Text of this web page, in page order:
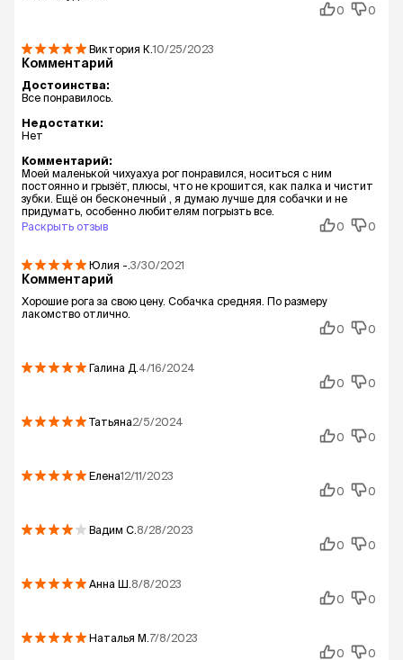
0
0
Виктория К.10/25/2023
Комментарий
Достоинства:
Все понравилось.
Недостатки:
Нет
Комментарий:
Моей маленькой чихуахуа рог понравился, носиться с ним
постоянно и грызёт, плюсы, что не крошится, как палка и чистит
зубки. Ещё он бесконечный , я думаю лучше для собачки и не
придумать, особенно любителям погрызть все.
Раскрыть отзыв
0 0
Юлия -. 3/30/2021
Комментарий
Хорошие рога за свою цену. Собачка средняя. По размеру
лакомство отлично.
0
0
Галина Д. 4/16/2024
0
0
Татьяна2/5/2024
0
0
Елена12/11/2023
0
0
Вадим С. 8/28/2023
0
0
Анна Ш. 8/8/2023
0
0
Наталья М. 7/8/2023
0
0